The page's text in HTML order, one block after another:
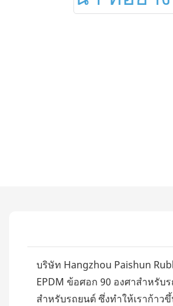
บริษัท Hangzhou Paishun
EPDM ข้อศอก 90 องศาสำหรั
สำหรับรถยนต์ ซึ่งทำให้เราก้าว